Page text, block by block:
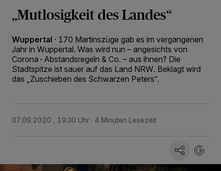
„Mutlosigkeit des Landes“
Wuppertal · 170 Martinszüge gab es im vergangenen
Jahr in Wuppertal. Was wird nun – angesichts von
Corona-Abstandsregeln & Co. – aus ihnen? Die
Stadtspitze ist sauer auf das Land NRW. Beklagt wird
das „Zuschieben des Schwarzen Peters“.
07.09.2020 , 19:30 Uhr 4 Minuten Lesezeit